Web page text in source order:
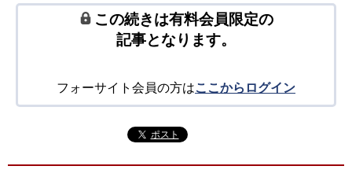
この続きは有料会員限定の
記事となります。
フォーサイト会員の方はここからログイン
ポスト